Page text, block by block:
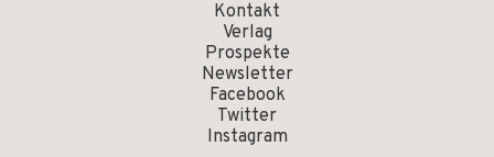
Kontakt
Verlag
Prospekte
Newsletter
Facebook
Twitter
Instagram